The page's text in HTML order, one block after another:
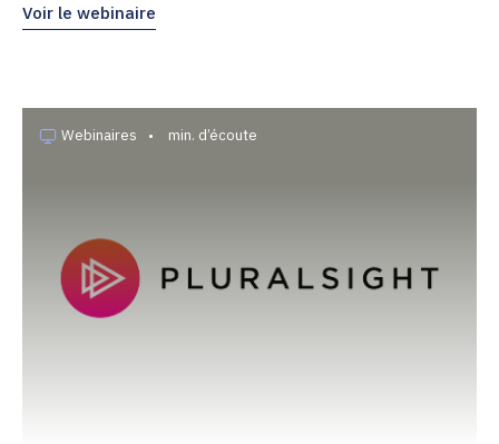
Voir le webinaire
Webinaires • min. d’écoute